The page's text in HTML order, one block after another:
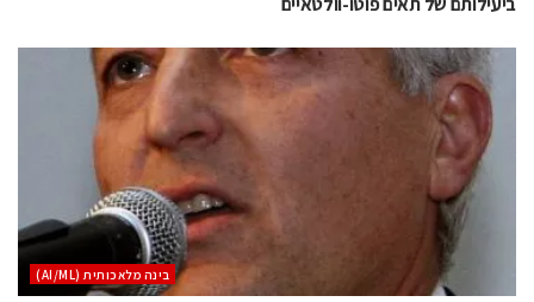
בינה מלאכותית (AI/ML)